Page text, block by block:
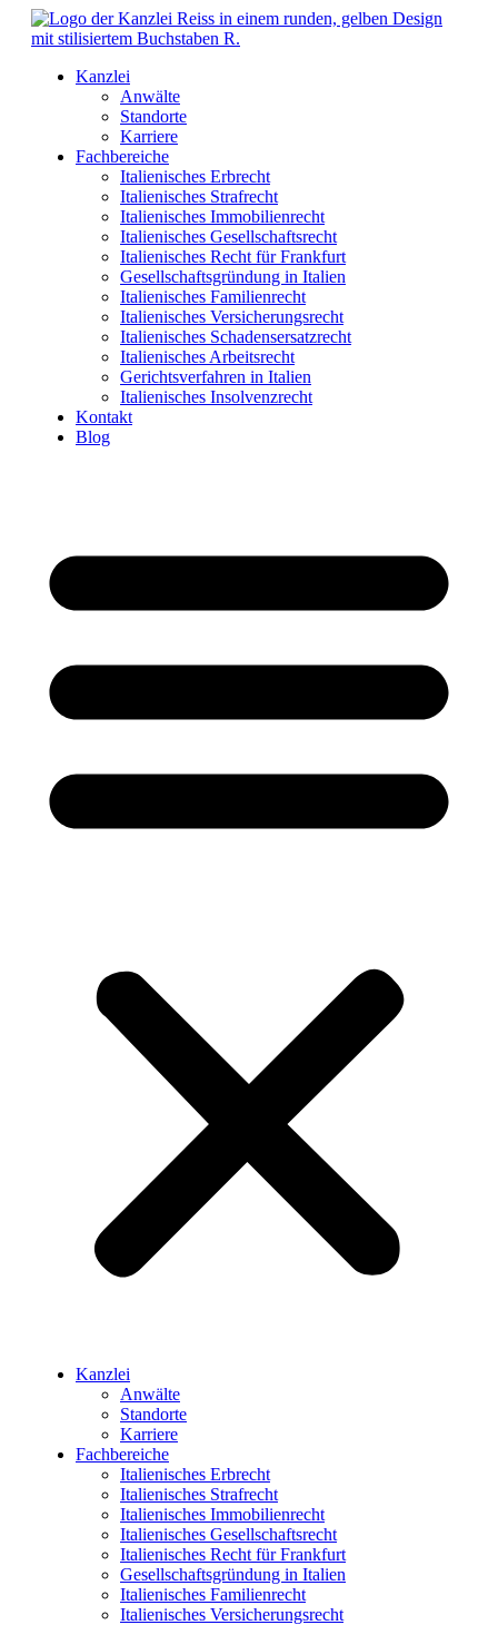
Kanzlei
Anwälte
Standorte
Karriere
Fachbereiche
Italienisches Erbrecht
Italienisches Strafrecht
Italienisches Immobilienrecht
Italienisches Gesellschaftsrecht
Italienisches Recht für Frankfurt
Gesellschaftsgründung in Italien
Italienisches Familienrecht
Italienisches Versicherungsrecht
Italienisches Schadensersatzrecht
Italienisches Arbeitsrecht
Gerichtsverfahren in Italien
Italienisches Insolvenzrecht
Kontakt
Blog
Kanzlei
Anwälte
Standorte
Karriere
Fachbereiche
Italienisches Erbrecht
Italienisches Strafrecht
Italienisches Immobilienrecht
Italienisches Gesellschaftsrecht
Italienisches Recht für Frankfurt
Gesellschaftsgründung in Italien
Italienisches Familienrecht
Italienisches Versicherungsrecht